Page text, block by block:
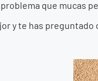
que mucas
y te has preguntado